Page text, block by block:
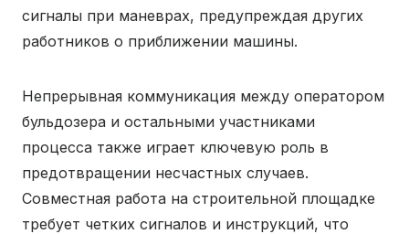
сигналы при маневрах, предупреждая других
работников о приближении машины.
Непрерывная коммуникация между оператором
бульдозера и остальными участниками
процесса также играет ключевую роль в
предотвращении несчастных случаев.
Совместная работа на строительной площадке
требует четких сигналов и инструкций, что